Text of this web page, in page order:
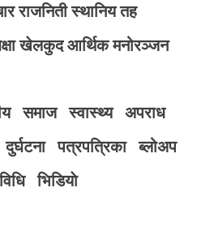
राजनिती स्थानिय तह
खेलकुद आर्थिक मनोरञ्जन
समाज स्वास्थ्य
अपराध
दुर्घटना पत्रपत्रिका
ब्लोअप
भिडियाे